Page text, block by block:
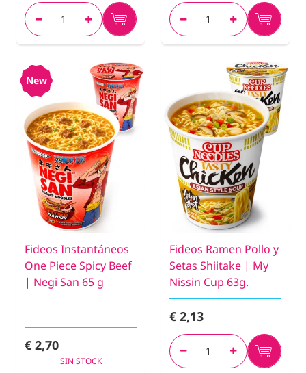
New
Fideos Instantáneos
One Piece Spicy Beef
| Negi San 65 g
€ 2,70
SIN STOCK
Fideos Ramen Pollo y
Setas Shiitake | My
Nissin Cup 63g.
€ 2,13